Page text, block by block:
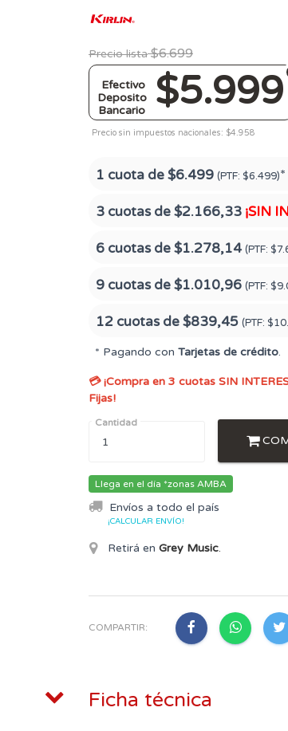
Precio lista $6.699
$5.999
Efectivo
Deposito
Bancario
Precio sin impuestos nacionales: $4.958
1 cuota de$6.499 (PTF: $6.499)*
3 cuotas de$2.166,33 ¡SIN
6 cuotas de$1.278,14 (PTF:
9 cuotas de$1.010,96 (PTF:
12 cuotas de$839,45 (PTF:
* Pagando con Tarjetas de crédito.
💳 ¡Compra en 3 cuotas SIN
Fijas!
Cantidad
Llega en el día *zonas AMBA
Envíos a todo el país
¡CALCULAR ENVÍO!
Retirá en Grey Music.
COMPARTIR:
Ficha técnica